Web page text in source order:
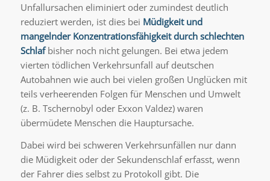
Unfallursachen eliminiert oder zumindest deutlich
reduziert werden, ist dies bei Müdigkeit und
mangelnder Konzentrationsfähigkeit durch schlechten
Schlafbisher noch nicht gelungen. Bei etwa jedem
vierten tödlichen Verkehrsunfall auf deutschen
Autobahnen wie auch bei vielen großen Unglücken mit
teils verheerenden Folgen für Menschen und Umwelt
(z. B. Tschernobyl oder Exxon Valdez) waren
übermüdete Menschen die Hauptursache.
Dabei wird bei schweren Verkehrsunfällen nur dann
die Müdigkeit oder der Sekundenschlaf erfasst, wenn
der Fahrer dies selbst zu Protokoll gibt. Die